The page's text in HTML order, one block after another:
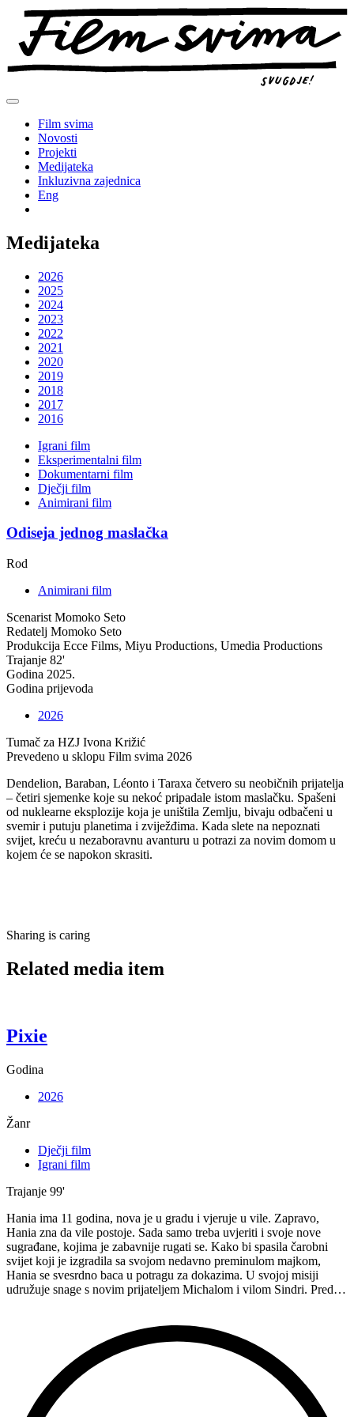
Preskoči
sadržaj
Film svima
Novosti
Projekti
Medijateka
Inkluzivna zajednica
Eng
Medijateka
2026
2025
2024
2023
2022
2021
2020
2019
2018
2017
2016
Igrani film
Eksperimentalni film
Dokumentarni film
Dječji film
Animirani film
Odiseja jednog maslačka
Rod
Animirani film
Scenarist Momoko Seto
Redatelj Momoko Seto
Produkcija Ecce Films, Miyu Productions, Umedia Productions
Trajanje 82'
Godina 2025.
Godina prijevoda
2026
Tumač za HZJ Ivona Križić
Prevedeno u sklopu Film svima 2026
Dendelion, Baraban, Léonto i Taraxa četvero su neobičnih prijatelja
– četiri sjemenke koje su nekoć pripadale istom maslačku. Spašeni
od nuklearne eksplozije koja je uništila Zemlju, bivaju odbačeni u
svemir i putuju planetima i zviježđima. Kada slete na nepoznati
svijet, kreću u nezaboravnu avanturu u potrazi za novim domom u
kojem će se napokon skrasiti.
Sharing is caring
Related media item
Pixie
Godina
2026
Žanr
Dječji film
Igrani film
Trajanje 99'
Hania ima 11 godina, nova je u gradu i vjeruje u vile. Zapravo,
Hania zna da vile postoje. Sada samo treba uvjeriti i svoje nove
sugrađane, kojima je zabavnije rugati se. Kako bi spasila čarobni
svijet koji je izgradila sa svojom nedavno preminulom majkom,
Hania se svesrdno baca u potragu za dokazima. U svojoj misiji
udružuje snage s novim prijateljem Michalom i vilom Sindri. Pred…